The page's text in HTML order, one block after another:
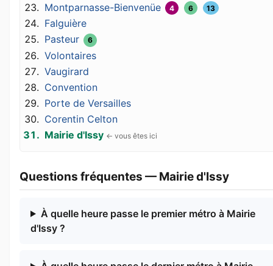
Montparnasse-Bienvenüe
4 6 13
Falguière
Pasteur
6
Volontaires
Vaugirard
Convention
Porte de Versailles
Corentin Celton
Mairie d'Issy
Questions fréquentes — Mairie d'Issy
À quelle heure passe le premier métro à Mairie
d'Issy ?